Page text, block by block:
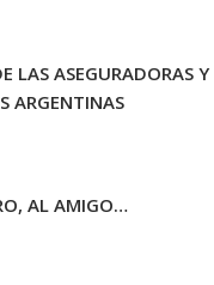
LAS ASEGURADORAS Y
ARGENTINAS
AL AMIGO…